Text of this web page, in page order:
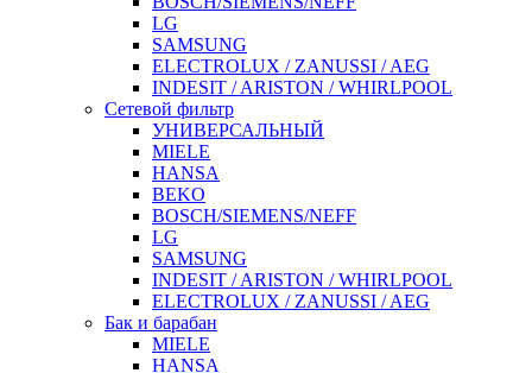
LG
SAMSUNG
ELECTROLUX / ZANUSSI / AEG
INDESIT / ARISTON / WHIRLPOOL
Сетевой фильтр
УНИВЕРСАЛЬНЫЙ
MIELE
HANSA
BEKO
BOSCH/SIEMENS/NEFF
LG
SAMSUNG
INDESIT / ARISTON / WHIRLPOOL
ELECTROLUX / ZANUSSI / AEG
Бак и барабан
MIELE
HANSA